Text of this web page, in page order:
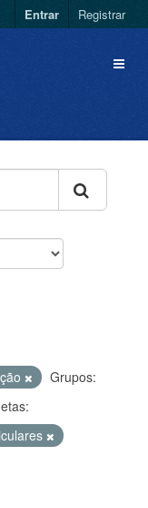
Entrar Registrar
Grupos: